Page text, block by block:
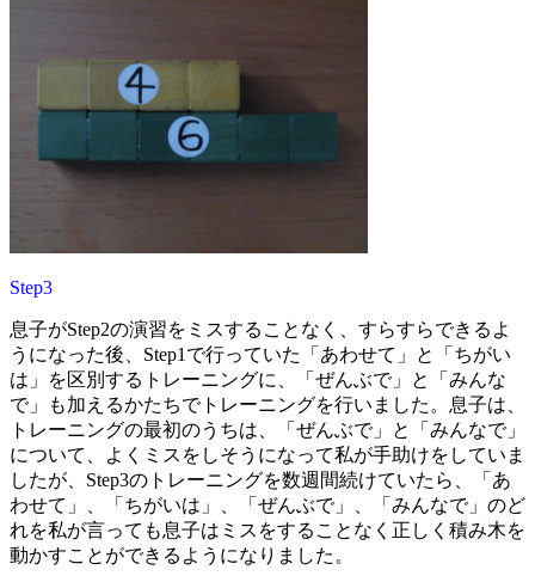
Step3
息子がStep2の演習をミスすることなく、すらすらできるよ
うになった後、Step1で行っていた「あわせて」と「ちがい
は」を区別するトレーニングに、「ぜんぶで」と「みんな
で」も加えるかたちでトレーニングを行いました。息子は、
トレーニングの最初のうちは、「ぜんぶで」と「みんなで」
について、よくミスをしそうになって私が手助けをしていま
したが、Step3のトレーニングを数週間続けていたら、「あ
わせて」、「ちがいは」、「ぜんぶで」、「みんなで」のど
れを私が言っても息子はミスをすることなく正しく積み木を
動かすことができるようになりました。